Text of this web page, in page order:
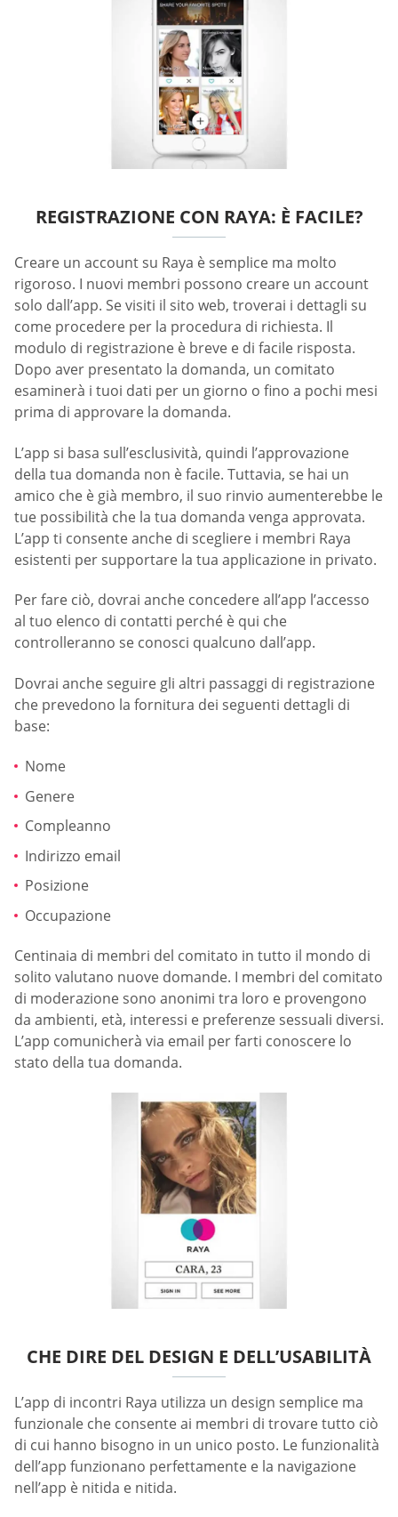
REGISTRAZIONE CON RAYA: È FACILE?
Creare un account su Raya è semplice ma molto
rigoroso. I nuovi membri possono creare un account
solo dall’app. Se visiti il sito web, troverai i dettagli su
come procedere per la procedura di richiesta. Il
modulo di registrazione è breve e di facile risposta.
Dopo aver presentato la domanda, un comitato
esaminerà i tuoi dati per un giorno o fino a pochi mesi
prima di approvare la domanda.
L’app si basa sull’esclusività, quindi l’approvazione
della tua domanda non è facile. Tuttavia, se hai un
amico che è già membro, il suo rinvio aumenterebbe le
tue possibilità che la tua domanda venga approvata.
L’app ti consente anche di scegliere i membri Raya
esistenti per supportare la tua applicazione in privato.
Per fare ciò, dovrai anche concedere all’app l’accesso
al tuo elenco di contatti perché è qui che
controlleranno se conosci qualcuno dall’app.
Dovrai anche seguire gli altri passaggi di registrazione
che prevedono la fornitura dei seguenti dettagli di
base:
Nome
Genere
Compleanno
Indirizzo email
Posizione
Occupazione
Centinaia di membri del comitato in tutto il mondo di
solito valutano nuove domande. I membri del comitato
di moderazione sono anonimi tra loro e provengono
da ambienti, età, interessi e preferenze sessuali diversi.
L’app comunicherà via email per farti conoscere lo
stato della tua domanda.
CHE DIRE DEL DESIGN E DELL’USABILITÀ
L’app di incontri Raya utilizza un design semplice ma
funzionale che consente ai membri di trovare tutto ciò
di cui hanno bisogno in un unico posto. Le funzionalità
dell’app funzionano perfettamente e la navigazione
nell’app è nitida e nitida.